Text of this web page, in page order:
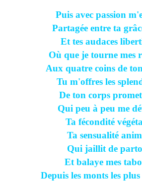
Puis avec passion
Partagée entre ta
Et tes audaces
Où que je tourne mes
Aux quatre coins de
Tu m'offres les
De ton corps
Qui peu à peu me
Ta fécondité
Ta sensualité
Qui jaillit de
Et balaye mes
Depuis les monts les